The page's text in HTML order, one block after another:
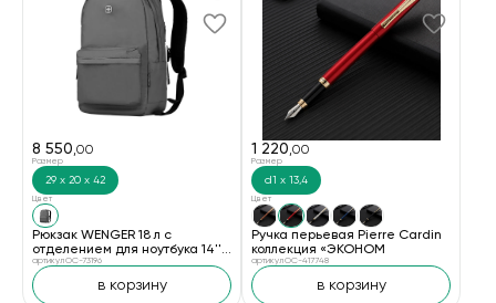
8 550,00
Размер
29 х 20 х 42
Цвет
Рюкзак WENGER 18 л с
отделением для ноутбука 14''
и с водоотталкивающим
покрытием, серый
артикул OC-73196
в корзину
1 220,00
Размер
d1 х 13,4
Цвет
Ручка перьевая Pierre Cardin
коллекция «ЭКОНОМ
артикул OC-417748
в корзину